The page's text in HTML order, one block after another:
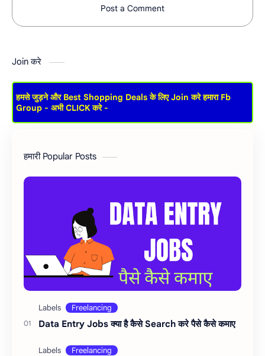
Post a Comment
Join करे
हमसे जुड़ने और Best Shopping Deals के लिए Join करे हमारा Fb
Group - अभी CLICK करे -
हमारी Popular Posts
Data Entry Jobs क्या है कैसे Search करे पैसे कैसे कमाए